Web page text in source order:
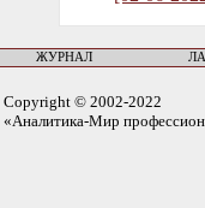
ЖУРНАЛ
Copyright © 2002-2022
«Аналитика-Мир